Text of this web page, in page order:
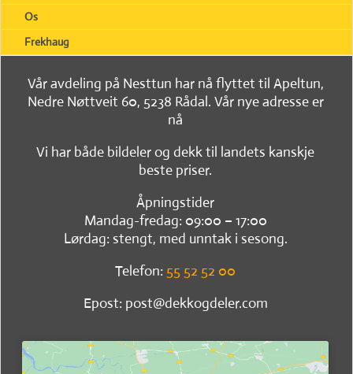
Os
Frekhaug
Vår avdeling på Nesttun har nå flyttet til Apeltun,
Nedre Nøttveit 60, 5238 Rådal. Vår nye adresse er
nå
Vi har både bildeler og dekk til landets kanskje
beste priser.
Åpningstider
Mandag-fredag: 09:00 – 17:00
Lørdag: stengt, med unntak i sesong.
Telefon: 55 52 52 00
Epost: post@dekkogdeler.com